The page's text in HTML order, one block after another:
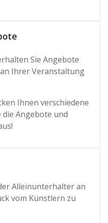
Sie Angebote
Ihrer Veranstaltung
Ihnen verschiedene
die Angebote und
Alleinunterhalter an
vom Künstlern zu